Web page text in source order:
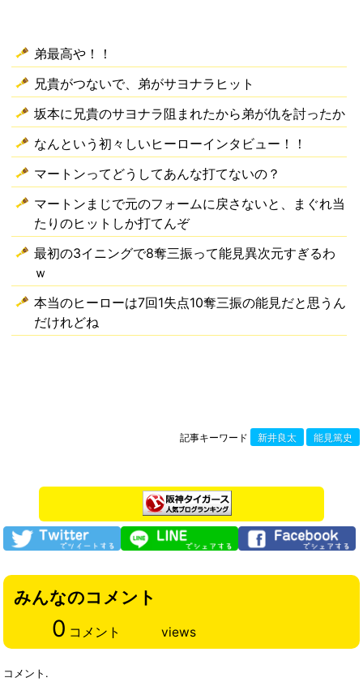
弟最高や！！
兄貴がつないで、弟がサヨナラヒット
坂本に兄貴のサヨナラ阻まれたから弟が仇を討ったか
なんという初々しいヒーローインタビュー！！
マートンってどうしてあんな打てないの？
マートンまじで元のフォームに戻さないと、まぐれ当
たりのヒットしか打てんぞ
最初の3イニングで8奪三振って能見異次元すぎるわ
ｗ
本当のヒーローは7回1失点10奪三振の能見だと思うん
だけれどね
記事キーワード 新井良太 能見篤史
みんなのコメント
0 コメント views
コメント.